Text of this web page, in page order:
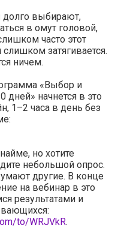
выбирают,
в омут головой,
часто этот
затягивается.
ничем.
«Выбор и
дней» начнется в это
1–2 часа в день без
но хотите
небольшой опрос.
другие. В конце
на вебинар в это
результатами и
to/WRJVkR.